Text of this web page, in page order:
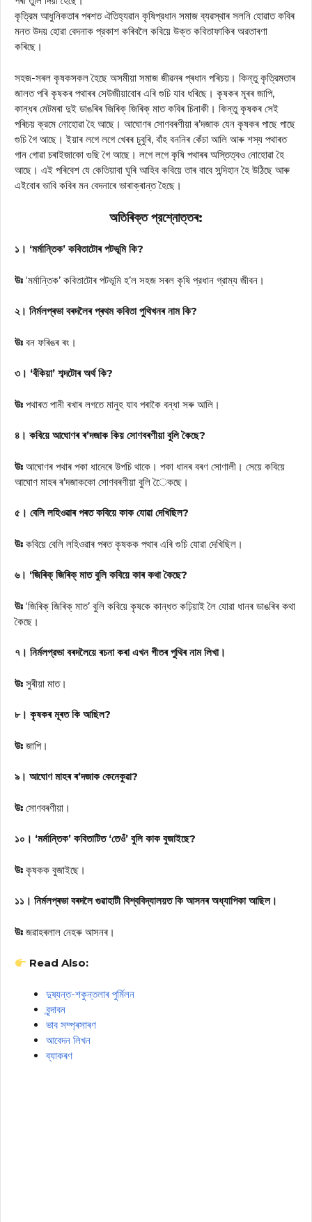
কৃত্রিম আধুনিকতাৰ পৰশত ঐতিহ্যৱান কৃষিপ্রধান সমাজ ব্যৱস্থাৰ সলনি হোৱাত কবিৰ
মনত উদয় হোৱা বেদনাক প্রকাশ কৰিবলৈ কবিয়ে উক্ত কবিতাফাকিৰ অৱতাৰণা
কৰিছে।
সহজ-সৰল কৃষকসকল হৈছে অসমীয়া সমাজ জীৱনৰ প্ৰধান পৰিচয়। কিন্তু কৃত্রিমতাৰ
জালত পৰি কৃষকৰ পথাৰৰ সেউজীয়াবোৰ এৰি গুচি যাব ধৰিছে। কৃষকৰ মূৰৰ জাপি,
কান্ধৰ মেটমৰা দুই ডাঙৰিৰ জিৰিক্ জিৰিক্‌ মাত কবিৰ চিনাকী। কিন্তু কৃষকৰ সেই
পৰিচয় ক্রমে নোহোৱা হৈ আছে। আঘোণৰ সোণবৰণীয়া ৰ’দজাক যেন কৃষকৰ পাছে পাছে
গুচি গৈ আছে। ইয়াৰ লগে লগে খেৰৰ চুবুৰি, বাঁহ বননিৰ কেঁচা আলি আৰু শস্য পথাৰত
গান গোৱা চৰাইজাকো গুছি গৈ আছে। লগে লগে কৃষি পথাৰৰ অস্তিত্বও নোহোৱা হৈ
আছে। এই পৰিবেশ যে কেতিয়াবা ঘূৰি আহিব কবিয়ে তাৰ বাবে সন্দিহান হৈ উঠিছে আৰু
এইবোৰ ভাবি কবিৰ মন বেদনাৰে ভাৰাক্ৰান্ত হৈছে।
অতিৰিক্ত প্রশ্নোত্তৰ:
১। ‘মর্মান্তিক’ কবিতাটোৰ পটভূমি কি?
উঃ ‘মর্মান্তিক’ কবিতাটোৰ পটভূমি হ’ল সহজ সৰল কৃষি প্রধান গ্রাম্য জীবন।
২। নিৰ্মলপ্ৰভা বৰদলৈৰ প্ৰথম কবিতা পুথিখনৰ নাম কি?
উঃ বন ফৰিঙৰ ৰং।
৩। ‘বঁকিয়া’ শব্দটোৰ অৰ্থ কি?
উঃ পথাৰত পানী ৰখাৰ লগতে মানুহ যাব পৰাকৈ বন্ধা সৰু আলি।
৪। কবিয়ে আঘোণৰ ৰ’দজাক কিয় সোণবৰণীয়া বুলি কৈছে?
উঃ আঘোণৰ পথাৰ পকা ধানেৰে উপচি থাকে। পকা ধানৰ বৰণ সোণালী। সেয়ে কবিয়ে
আঘোণ মাহৰ ৰ’দজাককো সোণবৰণীয়া বুলি ৈেকছে।
৫। বেলি লহিওৱাৰ পৰত কবিয়ে কাক যোৱা দেখিছিল?
উঃ কবিয়ে বেলি লহিওৱাৰ পৰত কৃষকক পথাৰ এৰি গুচি যোৱা দেখিছিল।
৬। ‘জিৰিক্ জিৰিক্ মাত বুলি কবিয়ে কাৰ কথা কৈছে?
উঃ ‘জিৰিক্ জিৰিক্ মাত’ বুলি কবিয়ে কৃষকে কান্ধত কঢ়িয়াই লৈ যোৱা ধানৰ ডাঙৰিৰ কথা
কৈছে।
৭। নিৰ্মলপ্রভা বৰদলৈয়ে ৰচনা কৰা এখন গীতৰ পুথিৰ নাম লিখা।
উঃ সুৰীয়া মাত।
৮। কৃষকৰ মূৰত কি আছিল?
উঃ জাপি।
৯। আঘোণ মাহৰ ৰ’দজাক কেনেকুৱা?
উঃ সোণবৰণীয়া।
১০। ‘মর্মান্তিক’ কবিতাটিত ‘তেওঁ’ বুলি কাক বুজাইছে?
উঃ কৃষকক বুজাইছে।
১১। নিৰ্মলপ্ৰভা বৰদলৈ গুৱাহাটী বিশ্ববিদ্যালয়ত কি আসনৰ অধ্যাপিকা আছিল।
উঃ জৱাহৰলাল নেহৰু আসনৰ।
Read Also:
দুষ্যন্ত-শকুন্তলাৰ পুৰ্মিলন
বৃন্দাবন
ভাব সম্প্ৰসাৰণ
আবেদন লিখন
ব্যাকৰণ